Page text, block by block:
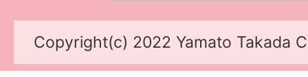
Copyright(c) 2022 Yamato Takada